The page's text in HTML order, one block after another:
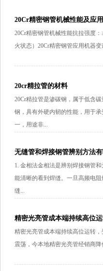
20Cr精密钢管机械性能及应用
20Cr精密钢管机械性能抗拉强度
火状态）20Cr精密钢管应用机器
20cr精拉管的材料
20Cr精拉管是渗碳钢，属于低含
钢，具有外硬内韧的性能，用于
一，用途非...
无缝管和焊接钢管辨别方法有
1. 金相法金相法是辨别焊接钢管
能清晰的看到焊缝。一旦高频电
缝...
精密光亮管成本端持续高位
精密光亮管成本端持续高位运转
震荡，今本地精密光亮管经销商